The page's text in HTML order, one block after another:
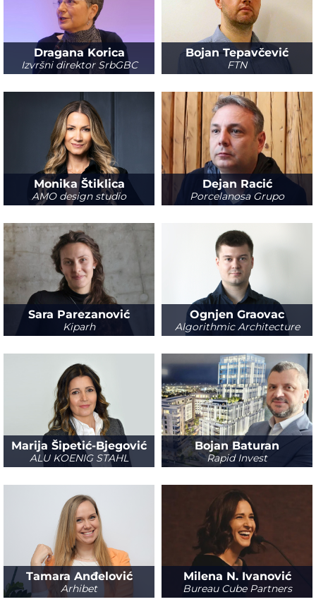
Dragana Korica
Izvršni direktor SrbGBC
Bojan Tepavčević
FTN
Monika Štiklica
AMO design studio
Dejan Racić
Porcelanosa Grupo
Sara Parezanović
Kiparh
Ognjen Graovac
Algorithmic Architecture
Marija Šipetić-Bjegović
ALU KOENIG STAHL
Bojan Baturan
Rapid Invest
Tamara Anđelović
Arhibet
Milena N. Ivanović
Bureau Cube Partners